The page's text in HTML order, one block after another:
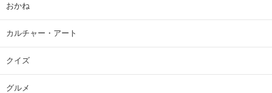
おかね
カルチャー・アート
クイズ
グルメ